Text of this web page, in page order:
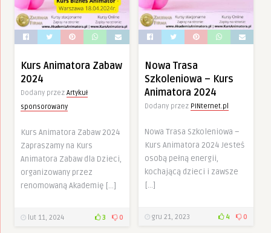
Kurs Animatora Zabaw
2024
Dodany przez Artykuł
sponsorowany
Kurs Animatora Zabaw 2024
Zapraszamy na Kurs
Animatora Zabaw dla Dzieci,
organizowany przez
renomowaną Akademię […]
lut 11, 2024 3 0
Nowa Trasa
Szkoleniowa – Kurs
Animatora 2024
Dodany przez PINternet.pl
Nowa Trasa Szkoleniowa –
Kurs Animatora 2024 Jesteś
osobą pełną energii,
kochającą dzieci i zawsze
[…]
gru 21, 2023 4 0